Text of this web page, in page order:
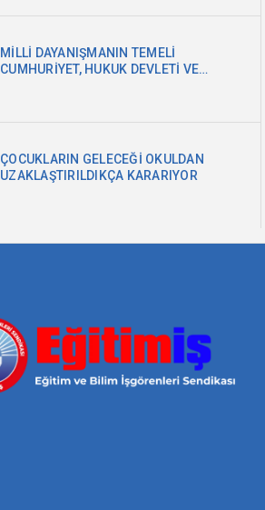
MİLLİ DAYANIŞMANIN TEMELİ
CUMHURİYET, HUKUK DEVLETİ VE
ÇOCUKLARIN GELECEĞİ OKULDAN
UZAKLAŞTIRILDIKÇA KARARIYOR